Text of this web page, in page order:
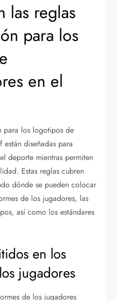
las reglas
para los
en el
para los logotipos de
diseñadas para
deporte mientras permiten
Estas reglas cubren
dónde se pueden colocar
de los jugadores, las
así como los estándares
en los
jugadores
de los jugadores